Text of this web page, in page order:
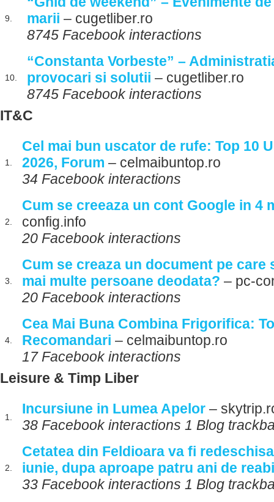
9.
marii – cugetliber.ro
8745 Facebook interactions
10.
“Constanta Vorbeste” –
provocari si solutii – cugetliber.ro
8745 Facebook interactions
IT&C
1.
Cel mai bun uscator de rufe: Top 10
2026, Forum – celmaibuntop.ro
34 Facebook interactions
2.
Cum se creeaza un cont Google in 4
config.info
20 Facebook interactions
3.
Cum se creaza un document pe care
mai multe persoane deodata? – pc-
20 Facebook interactions
4.
Cea Mai Buna Combina Frigorifica:
Recomandari – celmaibuntop.ro
17 Facebook interactions
Leisure & Timp Liber
1.
Incursiune in Lumea Apelor –
38 Facebook interactions 1 Blog
2.
Cetatea din Feldioara va fi
iunie, dupa aproape patru ani de
33 Facebook interactions 1 Blog